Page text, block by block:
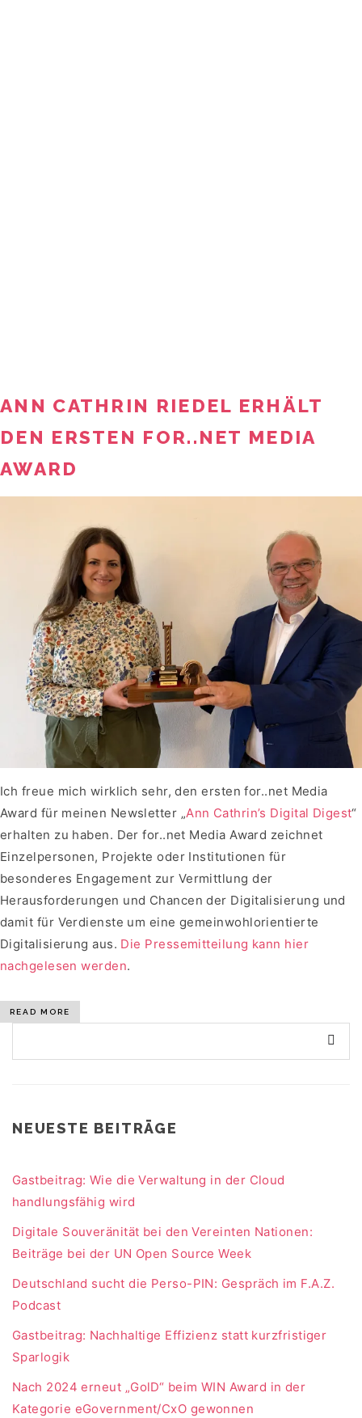
ANN CATHRIN RIEDEL ERHÄLT
DEN ERSTEN FOR..NET MEDIA
AWARD
Ich freue mich wirklich sehr, den ersten for..net Media
Award für meinen Newsletter „Ann Cathrin’s Digital Digest“
erhalten zu haben. Der for..net Media Award zeichnet
Einzelpersonen, Projekte oder Institutionen für
besonderes Engagement zur Vermittlung der
Herausforderungen und Chancen der Digitalisierung und
damit für Verdienste um eine gemeinwohlorientierte
Digitalisierung aus. Die Pressemitteilung kann hier
nachgelesen werden.
READ MORE
NEUESTE BEITRÄGE
Gastbeitrag: Wie die Verwaltung in der Cloud
handlungsfähig wird
Digitale Souveränität bei den Vereinten Nationen:
Beiträge bei der UN Open Source Week
Deutschland sucht die Perso-PIN: Gespräch im F.A.Z.
Podcast
Gastbeitrag: Nachhaltige Effizienz statt kurzfristiger
Sparlogik
Nach 2024 erneut „GolD“ beim WIN Award in der
Kategorie eGovernment/CxO gewonnen